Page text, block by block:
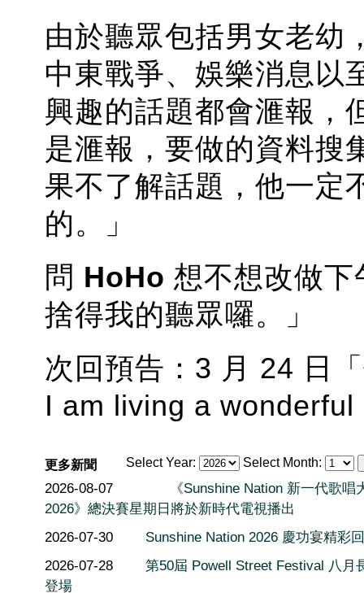
由於聽眾包括男女老幼
中東戰爭、娛樂消息以
興趣的話題都會滙報，
是滙報，要做的資料搜
果不了解話題，他一定
的。」
問 HoHo 想不想改做
捨得我的聽眾囉。」
次回預告：3 月 24 日
I am living a wonderful
Select Year: Select Month:
更多新聞
2026-08-07
《Sunshine Nation 新一代歌唱
2026》總決賽星期日將於新時代電視播出
2026-07-30
Sunshine Nation 2026 慶功宴精彩
2026-07-28
第50屆 Powell Street Festival 八月
登場